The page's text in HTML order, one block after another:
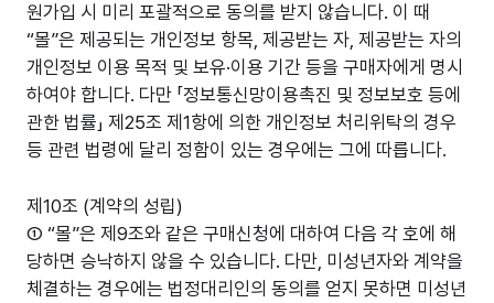
원가입 시 미리 포괄적으로 동의를 받지 않습니다. 이 때
“몰”은 제공되는 개인정보 항목, 제공받는 자, 제공받는 자의
개인정보 이용 목적 및 보유·이용 기간 등을 구매자에게 명시
하여야 합니다. 다만 「정보통신망이용촉진 및 정보보호 등에
관한 법률」 제25조 제1항에 의한 개인정보 처리위탁의 경우
등 관련 법령에 달리 정함이 있는 경우에는 그에 따릅니다.
제10조 (계약의 성립)
① “몰”은 제9조와 같은 구매신청에 대하여 다음 각 호에 해
당하면 승낙하지 않을 수 있습니다. 다만, 미성년자와 계약을
체결하는 경우에는 법정대리인의 동의를 얻지 못하면 미성년